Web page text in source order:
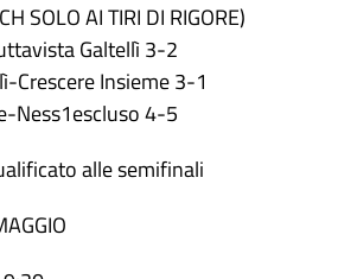
SOLO AI TIRI DI RIGORE)
Galtellì 3-2
Crescere Insieme 3-1
Ness1escluso 4-5
alle semifinali